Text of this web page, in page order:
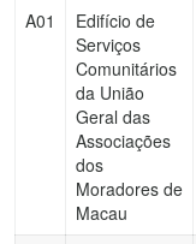
A01
Edifício de
Serviços
Comunitários
da União
Geral das
Associações
dos
Moradores de
Macau